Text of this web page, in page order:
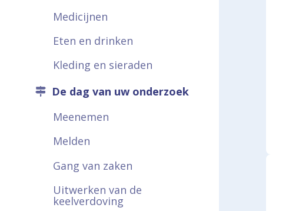
Medicijnen
Eten en drinken
Kleding en sieraden
De dag van uw onderzoek
Meenemen
Melden
Gang van zaken
Uitwerken van de
keelverdoving